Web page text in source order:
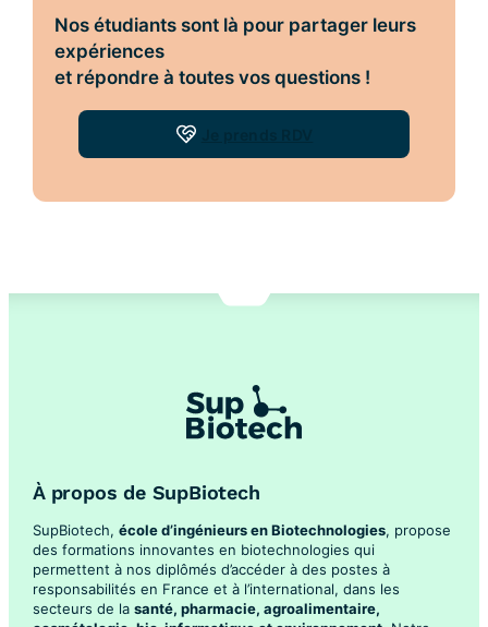
Nos étudiants sont là pour partager leurs
expériences
et répondre à toutes vos questions !
À propos de SupBiotech
SupBiotech, école d’ingénieurs en Biotechnologies, propose
des formations innovantes en biotechnologies qui
permettent à nos diplômés d’accéder à des postes à
responsabilités en France et à l’international, dans les
secteurs de la santé, pharmacie, agroalimentaire,